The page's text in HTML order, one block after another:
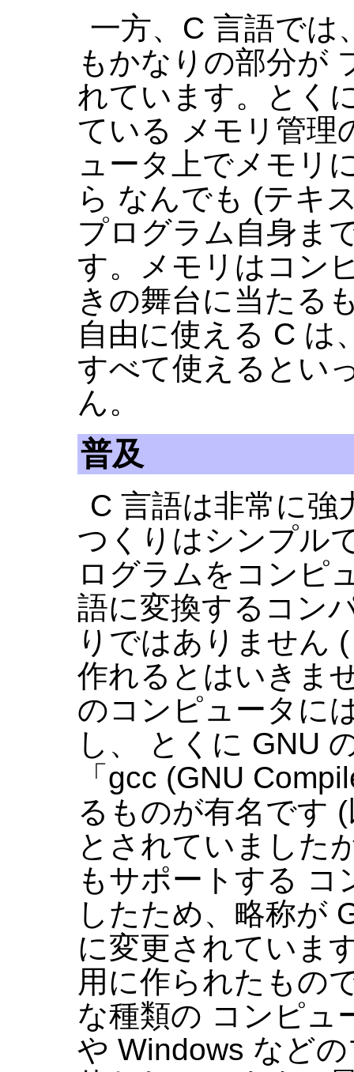
一方、C 言語では
もかなりの部分が
れています。とく
ている メモリ管理
ュータ上でメモリ
ら なんでも (テキ
プログラム自身ま
す。メモリはコン
きの舞台に当たる
自由に使える C は
すべて使えるとい
ん。
普及
C 言語は非常に強
つくりはシンプル
ログラムをコンピ
語に変換するコン
りではありません
作れるとはいきま
のコンピュータに
し、 とくに GNU
「gcc (GNU
るものが有名です
とされていました
もサポートする コ
したため、略称が
に変更されていま
用に作られたもの
な種類の コンピュ
や Windows など